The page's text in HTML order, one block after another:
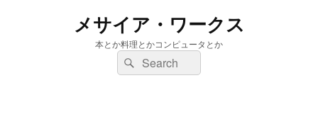
メサイア・ワークス
本とか料理とかコンピュータとか
検
索:
検
索